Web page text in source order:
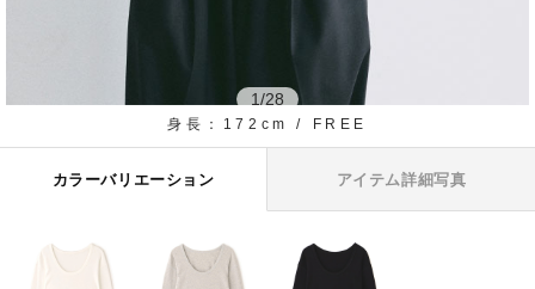
1/28
身長：172cm / FREE
カラーバリエーション アイテム詳細写真